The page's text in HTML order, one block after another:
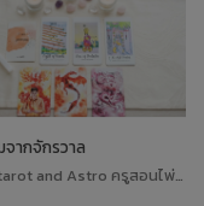
ากจักรวาล
Doljai tarot and Astro ครูสอนไพ่ทาโรต์